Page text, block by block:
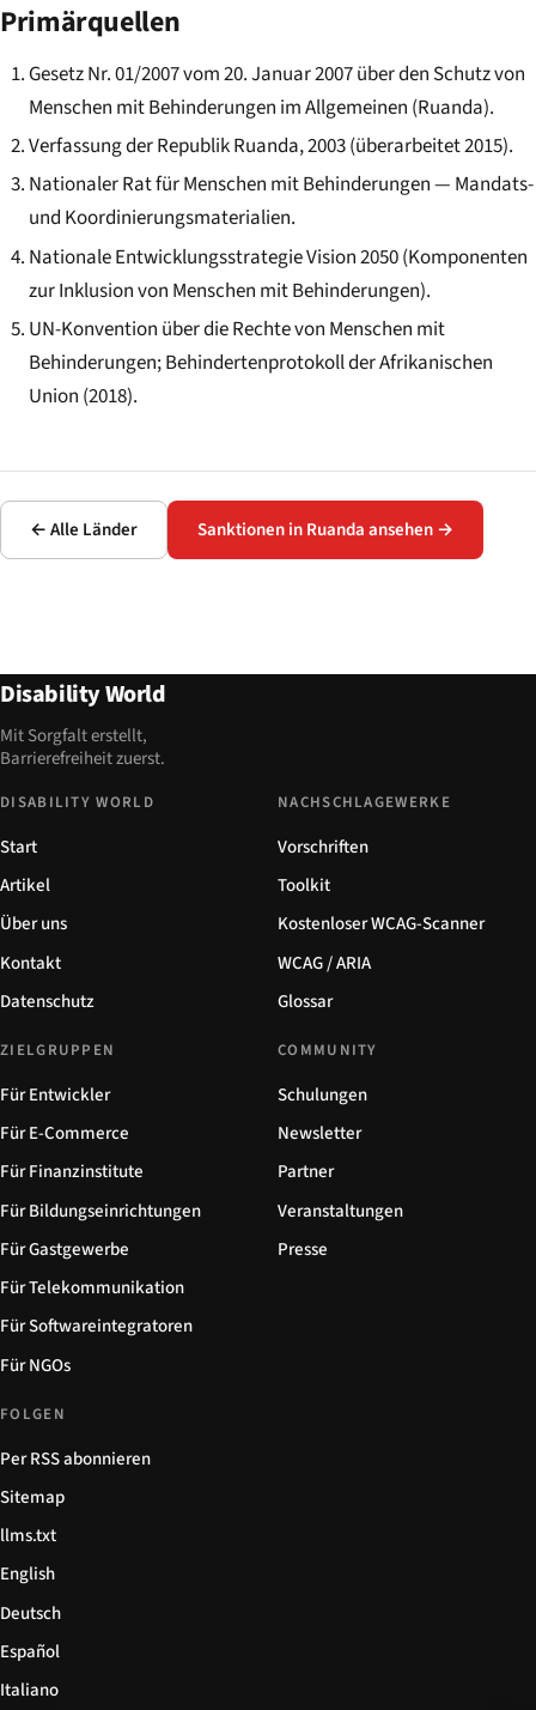
Primärquellen
Gesetz Nr. 01/2007 vom 20. Januar 2007 über den Schutz von
Menschen mit Behinderungen im Allgemeinen (Ruanda).
Verfassung der Republik Ruanda, 2003 (überarbeitet 2015).
Nationaler Rat für Menschen mit Behinderungen — Mandats-
und Koordinierungsmaterialien.
Nationale Entwicklungsstrategie Vision 2050 (Komponenten
zur Inklusion von Menschen mit Behinderungen).
UN-Konvention über die Rechte von Menschen mit
Behinderungen; Behindertenprotokoll der Afrikanischen
Union (2018).
← Alle Länder Sanktionen in Ruanda ansehen →
Disability World
Mit Sorgfalt erstellt,
Barrierefreiheit zuerst.
DISABILITY WORLD
Start
Artikel
Über uns
Kontakt
Datenschutz
NACHSCHLAGEWERKE
Vorschriften
Toolkit
Kostenloser WCAG-Scanner
WCAG / ARIA
Glossar
ZIELGRUPPEN
Für Entwickler
Für E-Commerce
Für Finanzinstitute
Für Bildungseinrichtungen
Für Gastgewerbe
Für Telekommunikation
Für Softwareintegratoren
Für NGOs
COMMUNITY
Schulungen
Newsletter
Partner
Veranstaltungen
Presse
FOLGEN
Per RSS abonnieren
Sitemap
llms.txt
English
Deutsch
Español
Italiano